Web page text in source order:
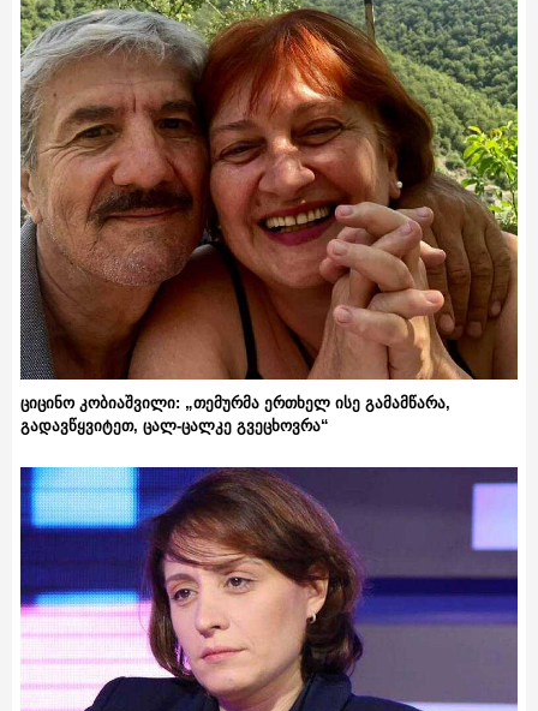
ციცინო კობიაშვილი: „თემურმა ერთხელ ისე გამამწარა,
გადავწყვიტეთ, ცალ-ცალკე გვეცხოვრა“